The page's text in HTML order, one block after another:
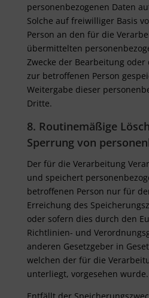
personenbezogenen Daten
Solche auf freiwilliger Basis
Person an den für die
übermittelten
Zwecke der Bearbeitung
zur betroffenen Person
Weitergabe dieser
Dritte.
8. Routinemäßige
Sperrung von
Der für die Verarbeitung
und speichert
betroffenen Person nur für
Erreichung des
oder sofern dies durch den
Richtlinien- und
anderen Gesetzgeber in
welchen der für die
unterliegt, vorgesehen wurde.